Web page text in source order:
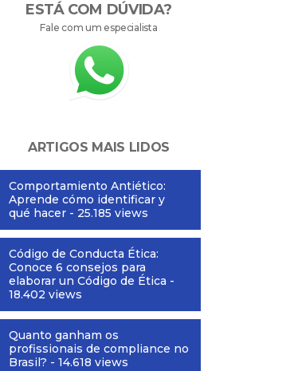
ESTÁ COM DÚVIDA?
Fale com um especialista
ARTIGOS MAIS LIDOS
Comportamiento Antiético:
Aprende cómo identificar y
qué hacer - 25.185 views
Código de Conducta Ética:
Conoce 6 consejos para
elaborar un Código de Ética -
18.402 views
Quanto ganham os
profissionais de compliance no
Brasil? - 14.618 views